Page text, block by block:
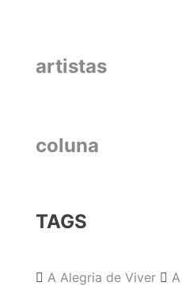
artistas
coluna
TAGS
A Alegria de Viver